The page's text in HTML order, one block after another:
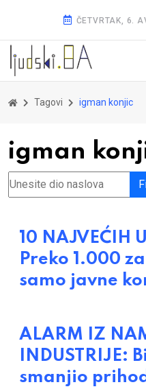
ČETVRTAK, 6.
Tagovi igman konjic
igman
Unesite dio naslova
10 NAJVEĆIH
Preko 1.000
samo javne
ALARM IZ
INDUSTRIJE:
smanjio